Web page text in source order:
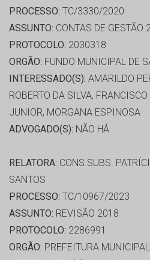
PROCESSO: TC/3330/2020
ASSUNTO: CONTAS DE GESTÃO
PROTOCOLO: 2030318
ORGÃO: FUNDO MUNICIPAL DE
INTERESSADO(S): AMARILDO
ROBERTO DA SILVA,
JUNIOR, MORGANA ESPINOSA
ADVOGADO(S): NÃO HÁ
RELATORA: CONS.SUBS.
SANTOS
PROCESSO: TC/10967/2023
ASSUNTO: REVISÃO 2018
PROTOCOLO: 2286991
ORGÃO: PREFEITURA